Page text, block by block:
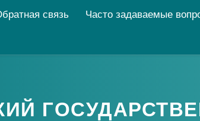
связь Часто задаваемые